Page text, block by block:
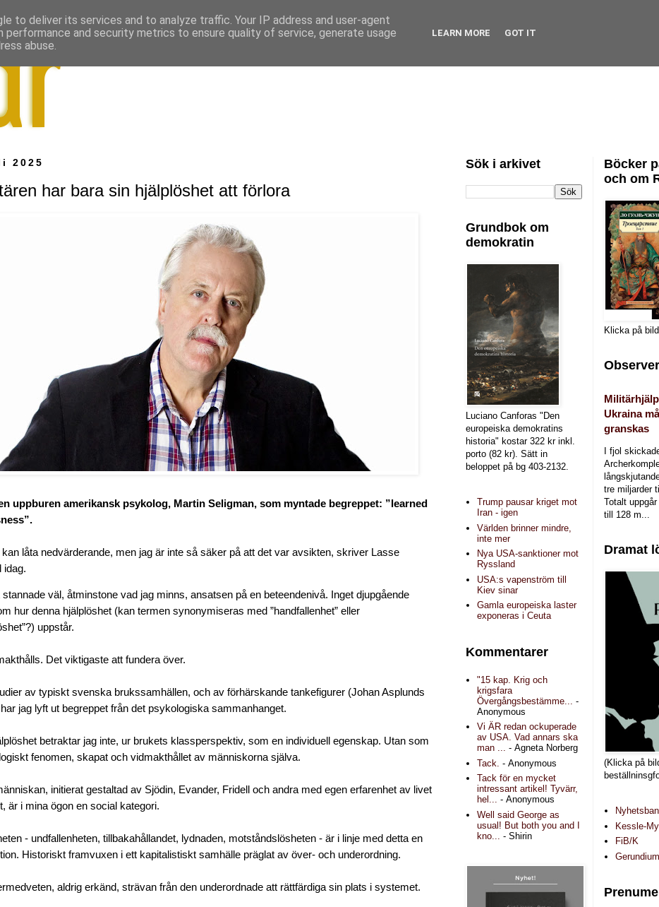
2025
har bara sin hjälplöshet att förlora
uppburen amerikansk psykolog, Martin Seligman, som myntade begreppet: ”learned
låta nedvärderande, men jag är inte så säker på att det var avsikten, skriver Lasse
idag.
stannade väl, åtminstone vad jag minns, ansatsen på en beteendenivå. Inget djupgående
hur denna hjälplöshet (kan termen synonymiseras med ”handfallenhet” eller
uppstår.
Det viktigaste att fundera över.
av typiskt svenska brukssamhällen, och av förhärskande tankefigurer (Johan Asplunds
jag lyft ut begreppet från det psykologiska sammanhanget.
betraktar jag inte, ur brukets klassperspektiv, som en individuell egenskap. Utan som
fenomen, skapat och vidmakthållet av människorna själva.
initierat gestaltad av Sjödin, Evander, Fridell och andra med egen erfarenhet av livet
är i mina ögon en social kategori.
- undfallenheten, tillbakahållandet, lydnaden, motståndslösheten - är i linje med detta en
Historiskt framvuxen i ett kapitalistiskt samhälle präglat av över- och underordning.
aldrig erkänd, strävan från den underordnade att rättfärdiga sin plats i systemet.
Sök i arkivet
Grundbok om
demokratin
Luciano Canforas "Den
europeiska demokratins
historia" kostar 322 kr inkl.
porto (82 kr). Sätt in
beloppet på bg 403-2132.
Trump pausar kriget mot
Iran - igen
Världen brinner mindre,
inte mer
Nya USA-sanktioner mot
Ryssland
USA:s vapenström till
Kiev sinar
Gamla europeiska laster
exponeras i Ceuta
Kommentarer
"15 kap. Krig och
krigsfara
Övergångsbestämme...
-
Anonymous
Vi ÄR redan ockuperade
av USA. Vad annars ska
man ... - Agneta Norberg
Tack. - Anonymous
Tack för en mycket
intressant artikel! Tyvärr,
hel... - Anonymous
Well said George as
usual! But both you and I
kno...
- Shirin
Böcker
och om
Klicka på
Ukraina
granskas
I fjol
tre miljarder
Totalt
till 128 m...
Dramat
(Klicka på
Kessle-
FiB/K
to deliver its services and to analyze traffic. Your IP address and user-agent
performance and security metrics to ensure quality of service, generate usage
abuse.
LEARN MORE GOT IT